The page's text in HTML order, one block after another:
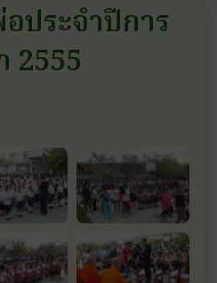
ประจำปีการ
2555